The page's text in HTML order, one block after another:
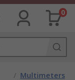
0
/ Multimeters